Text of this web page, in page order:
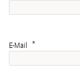
E-Mail